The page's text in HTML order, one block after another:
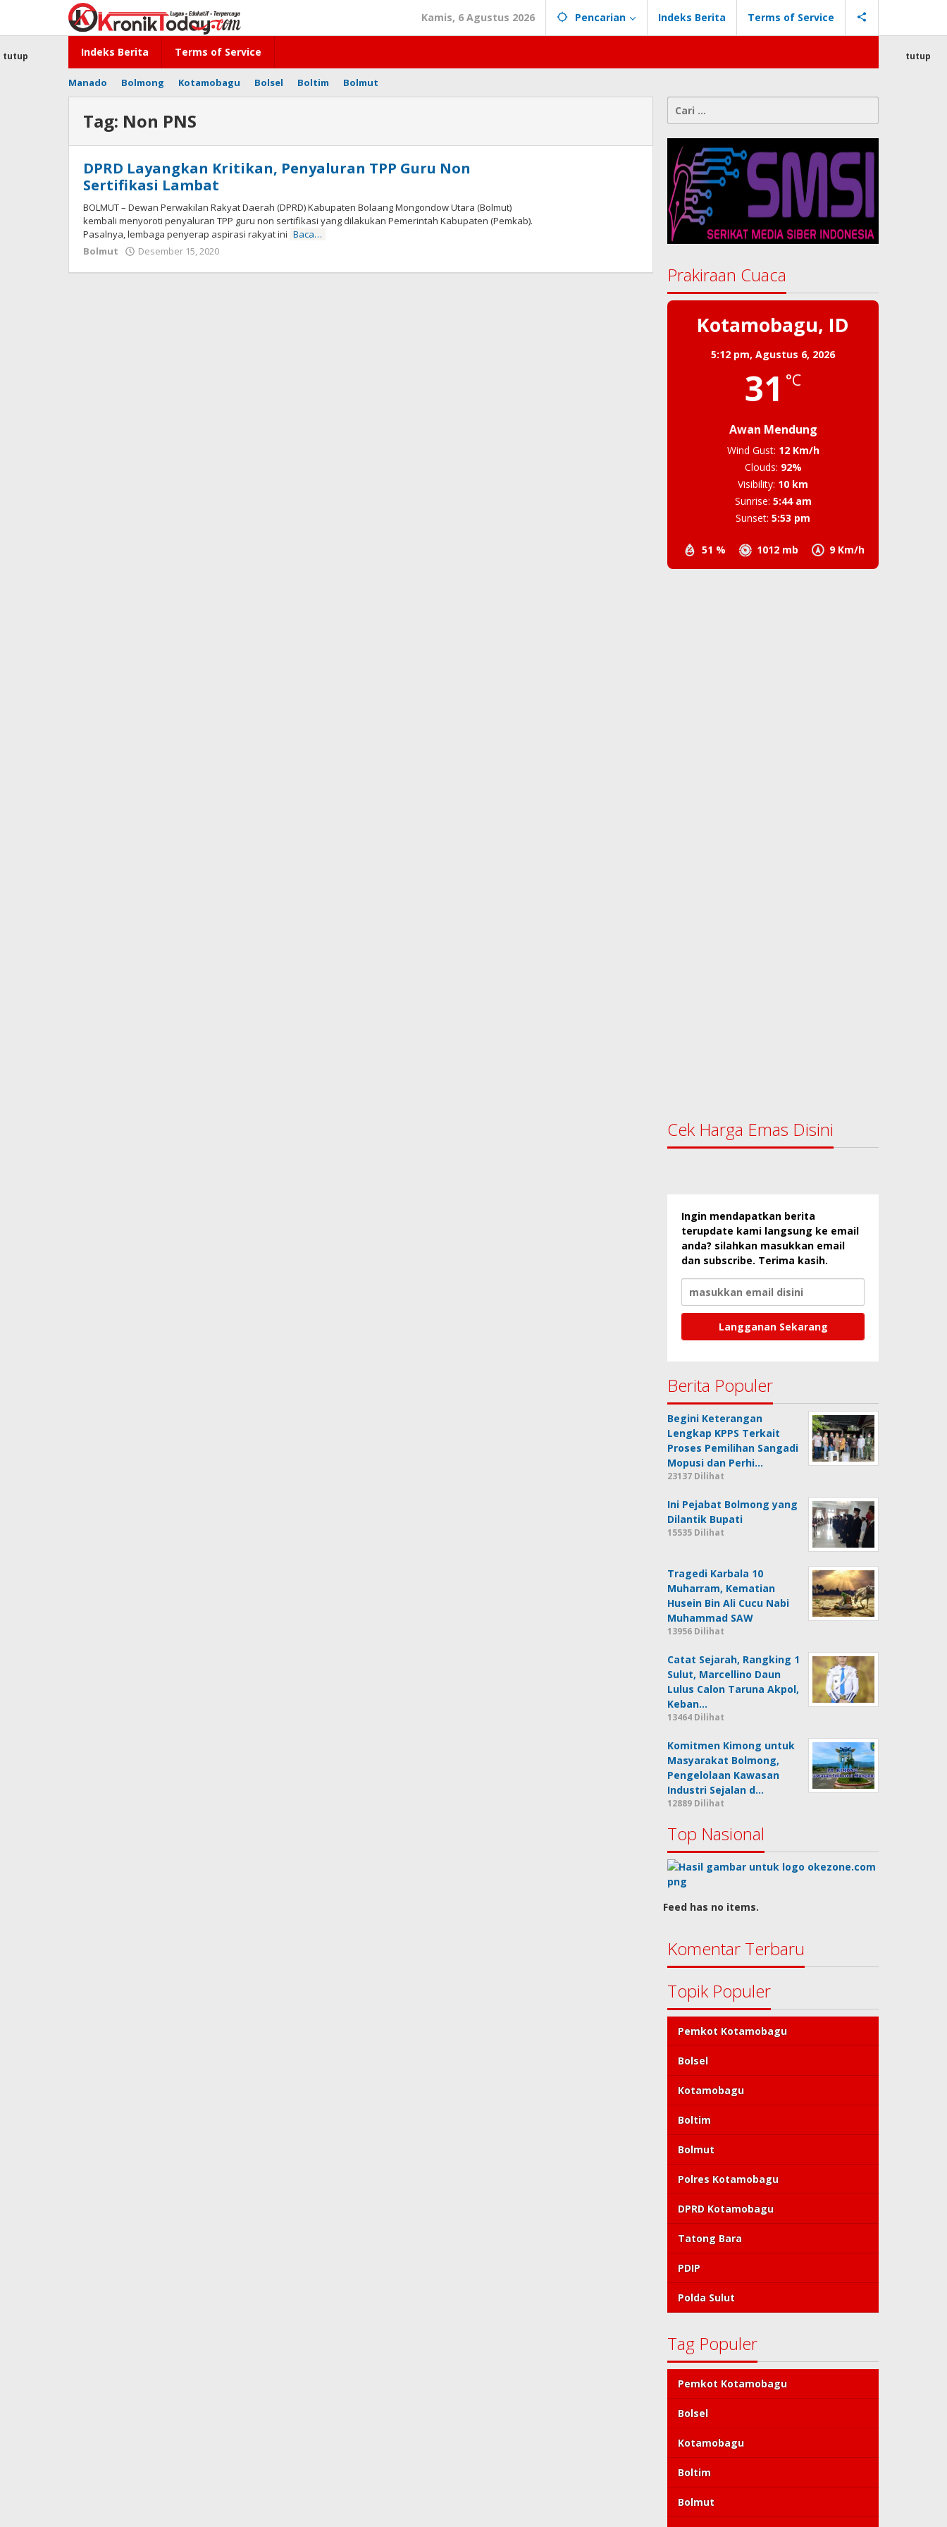
konten
Kamis, 6 Agustus 2026 Pencarian Indeks Berita Terms of Service
Indeks Berita Terms of Service
Manado Bolmong Kotamobagu Bolsel Boltim Bolmut
tutup tutup
Tag: Non PNS
DPRD Layangkan Kritikan, Penyaluran TPP Guru Non
Sertifikasi Lambat
BOLMUT – Dewan Perwakilan Rakyat Daerah (DPRD) Kabupaten Bolaang Mongondow Utara (Bolmut)
kembali menyoroti penyaluran TPP guru non sertifikasi yang dilakukan Pemerintah Kabupaten (Pemkab).
Pasalnya, lembaga penyerap aspirasi rakyat ini Baca…
Bolmut
Desember 15, 2020
Cari
untuk:
Prakiraan Cuaca
Kotamobagu, ID
5:12 pm,Agustus 6, 2026
31 °C
Awan Mendung
51 % 1012 mb 9 Km/h
Wind Gust: 12 Km/h
Clouds: 92%
Visibility: 10 km
Sunrise: 5:44 am
Sunset: 5:53 pm
Cek Harga Emas Disini
Ingin mendapatkan berita
terupdate kami langsung ke email
anda? silahkan masukkan email
dan subscribe. Terima kasih.
Berita Populer
Begini Keterangan
Lengkap KPPS Terkait
Proses Pemilihan Sangadi
Mopusi dan Perhi…
23137 Dilihat
Ini Pejabat Bolmong yang
Dilantik Bupati
15535 Dilihat
Tragedi Karbala 10
Muharram, Kematian
Husein Bin Ali Cucu Nabi
Muhammad SAW
13956 Dilihat
Catat Sejarah, Rangking 1
Sulut, Marcellino Daun
Lulus Calon Taruna Akpol,
Keban…
13464 Dilihat
Komitmen Kimong untuk
Masyarakat Bolmong,
Pengelolaan Kawasan
Industri Sejalan d…
12889 Dilihat
Top Nasional
Feed has no items.
Komentar Terbaru
Topik Populer
Pemkot Kotamobagu
Bolsel
Kotamobagu
Boltim
Bolmut
Polres Kotamobagu
DPRD Kotamobagu
Tatong Bara
PDIP
Polda Sulut
Tag Populer
Pemkot Kotamobagu
Bolsel
Kotamobagu
Boltim
Bolmut